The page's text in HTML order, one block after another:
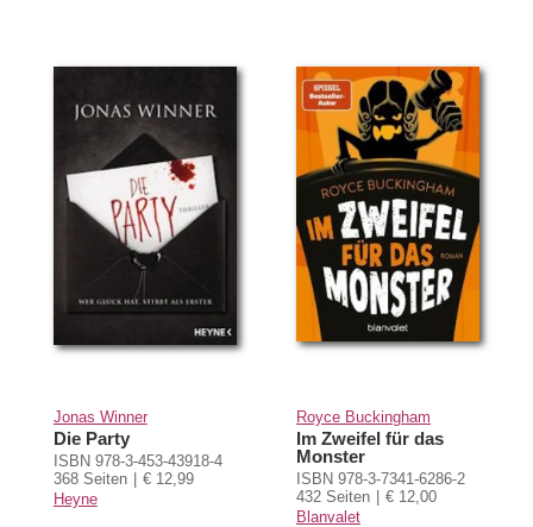
Jonas Winner
Die Party
ISBN 978-3-453-43918-4
368 Seiten
€ 12,99
Heyne
Royce Buckingham
Im Zweifel für das
Monster
ISBN 978-3-7341-6286-2
432 Seiten
€ 12,00
Blanvalet